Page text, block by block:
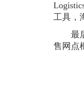
工具，
最后
售网点